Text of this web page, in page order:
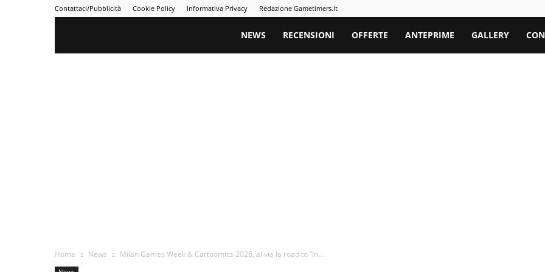
Contattaci/Pubblicità Cookie Policy Informativa Privacy Redazione Gametimers.it
Gametimers
NEWS RECENSIONI OFFERTE ANTEPRIME GALLERY
Home News Milan Games Week & Cartoomics 2026, al via la road to “In...